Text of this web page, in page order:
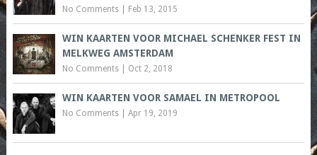
No Comments| Feb 13, 2015
WIN KAARTEN VOOR MICHAEL SCHENKER FEST IN
MELKWEG AMSTERDAM
No Comments| Oct 2, 2018
WIN KAARTEN VOOR SAMAEL IN METROPOOL
No Comments| Apr 19, 2019